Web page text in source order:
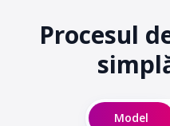
Procesul
Model